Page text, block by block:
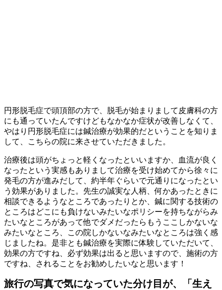
円形脱毛症で頭頂部の方で、脱毛が始まりまして皮膚科の方
にも通っていたんですけどもなかなか症状が改善しなくて、
やはり円形脱毛症には鍼治療が効果的だということを知りま
して、こちらの院に来させていただきました。
治療後は頭がちょっと軽くなったといいますか、血流が良く
なったという実感もありまして治療を受け始めてから徐々に
発毛の方が進みだして、約半年ぐらいで元通りになったとい
う効果がありました。先生の誠実な人柄、何かあったときに
相談できるようなところであったりとか、鍼に関する技術の
ところはどこにも負けないみたいなポリシーを持ちながらみ
たいなところがあって他でダメだったらもうここしかないな
みたいなところ、この院しかないなみたいなところは強く感
じましたね。是非とも鍼治療を実際に体験していただいて、
効果の方ですね、必ず効果は出ると思いますので、施術の方
ですね、されることをお勧めしたいなと思います！
旅行の写真で気になっていた分け目が、「生え